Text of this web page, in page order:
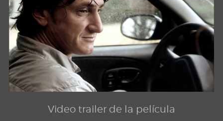
Video trailer de la película